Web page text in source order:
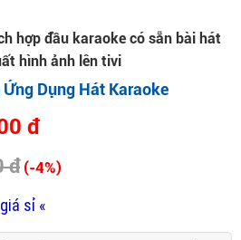
hợp đầu karaoke có sẵn bài hát
hình ảnh lên tivi
Ứng Dụng Hát Karaoke
đ
đ (-4%)
sỉ «